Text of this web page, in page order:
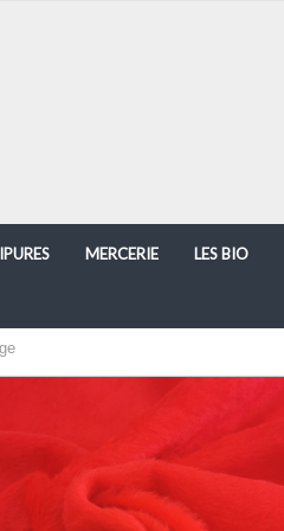
MERCERIE LES BIO